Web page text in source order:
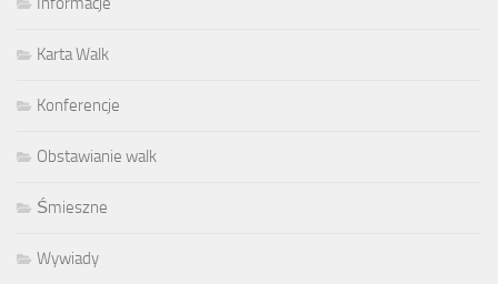
Karta Walk
Konferencje
Obstawianie walk
Śmieszne
Wywiady